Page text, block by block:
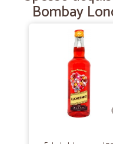
Ho effettuato la spesa
rimasta molto soddisfatta.
ottima qualità e mantenuti
—
Puntualità nella
Puntualità nella consegna
Veramente grazie. Mi sono
Bombay